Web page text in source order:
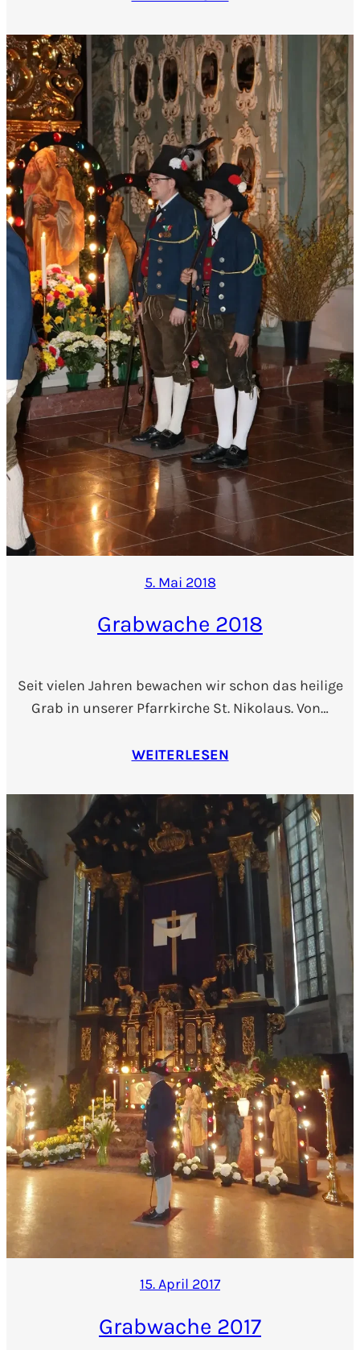
5. Mai 2018
Grabwache 2018
Seit vielen Jahren bewachen wir schon das heilige
Grab in unserer Pfarrkirche St. Nikolaus. Von…
WEITERLESEN
15. April 2017
Grabwache 2017